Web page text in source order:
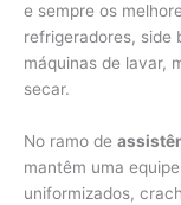
e sempre os
refrigeradores, side
máquinas de lavar,
secar.
No ramo de
mantêm uma
uniformizados,